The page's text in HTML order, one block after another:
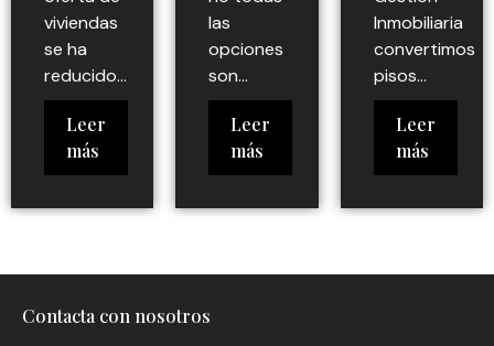
viviendas
se ha
reducido...
Leer
más
las
opciones
son...
Leer
más
Inmobiliaria
convertimos
pisos...
Leer
más
Contacta con nosotros